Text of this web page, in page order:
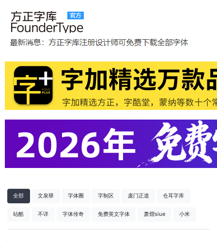
全部 文泉驿 字体圈 字制区 庞门正道 仓耳字库
站酷 不详 字体传奇 免费英文字体 萧熠siue 小米